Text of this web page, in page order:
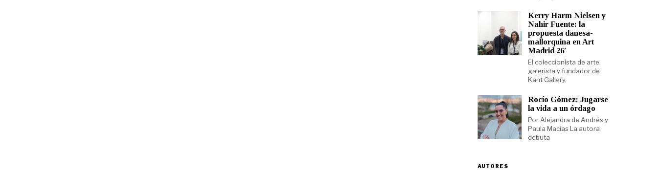
Kerry Harm Nielsen y
Nahir Fuente: la
propuesta danesa-
mallorquina en Art
Madrid 26′
El coleccionista de arte,
galerista y fundador de
Kant Gallery,
Rocío Gómez: Jugarse
la vida a un órdago
Por Alejandra de Andrés y
Paula Macías La autora
debuta
AUTORES